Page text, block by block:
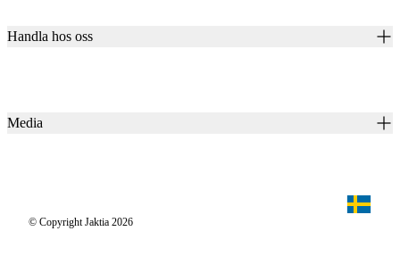
Karriär
Jaktia Brand Guidelines
Handla hos oss
Köpvillkor för företagskunder
Media
Jägaren© Copyright Jaktia 2026